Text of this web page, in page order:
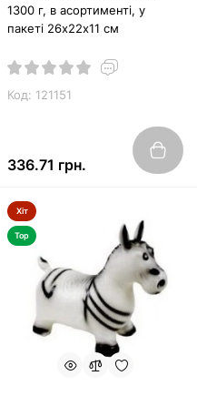
1300 г, в асортименті, у
пакеті 26х22х11 см
Код: 121151
336.71 грн.
Хіт
Top